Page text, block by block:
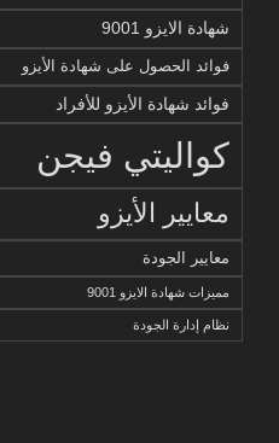
شهادة الايزو 9001
فوائد الحصول على شهادة الأيزو
فوائد شهادة الأيزو للأفراد
كواليتي فيجن
معايير الأيزو
معايير الجودة
مميزات شهادة الايزو 9001
نظام إدارة الجودة